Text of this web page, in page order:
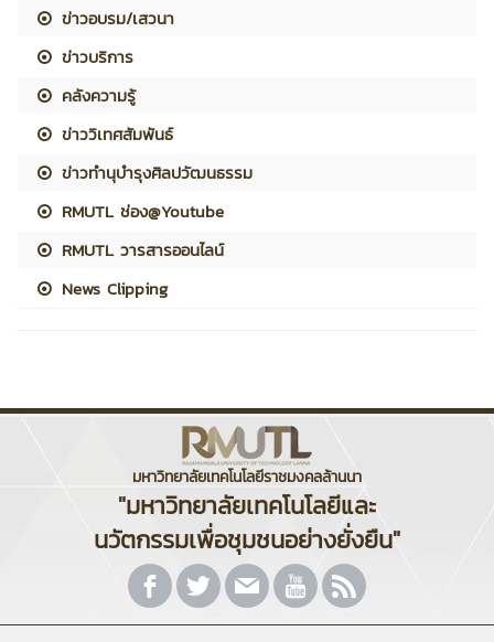
ข่าวอบรม/เสวนา
ข่าวบริการ
คลังความรู้
ข่าววิเทศสัมพันธ์
ข่าวทำนุบำรุงศิลปวัฒนธรรม
RMUTL ช่อง@Youtube
RMUTL วารสารออนไลน์
News Clipping
มหาวิทยาลัยเทคโนโลยีราชมงคลล้านนา
"มหาวิทยาลัยเทคโนโลยีและ
นวัตกรรมเพื่อชุมชนอย่างยั่งยืน"